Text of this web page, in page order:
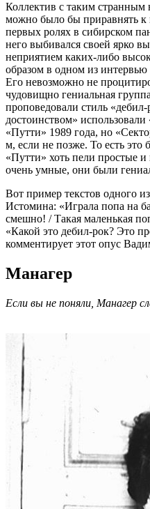
Коллектив с таким странным
можно было бы приравнять к
первых ролях в сибирском
него выбивался своей ярко
неприятием каких-либо
образом в одном из
Его невозможно не
чудовищно гениальная
проповедовали стиль
достоинством»
«Путти» 1989 года, но
м, если не позже. То есть это
«Путти» хоть пели простые
очень умные, они были
Вот пример текстов одного
Истомина: «Играла попа на
смешно! / Такая маленькая
«Какой это дебил-рок? Это
комментирует этот опус
Манагер
Если вы не поняли, Манагер